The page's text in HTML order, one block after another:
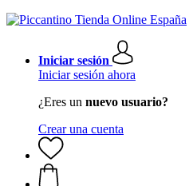
Iniciar sesión
Iniciar sesión ahora
¿Eres un nuevo usuario?
Crear una cuenta